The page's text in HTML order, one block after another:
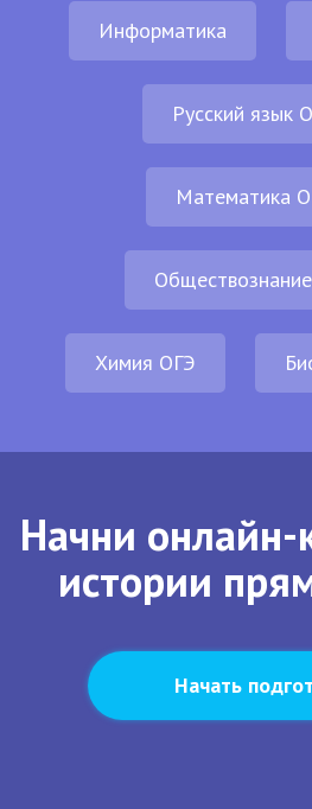
Информатика
Русский язык
Математика
Химия ОГЭ
Начни онлайн-
истории
Начать